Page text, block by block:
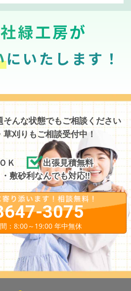
緑工房が
にいたします！
んな状態でもご相談ください
刈りもご相談受付中！
Ｋ
出張見積無料
敷砂利なんでも対応!!
3075
：8:00～19:00 年中無休